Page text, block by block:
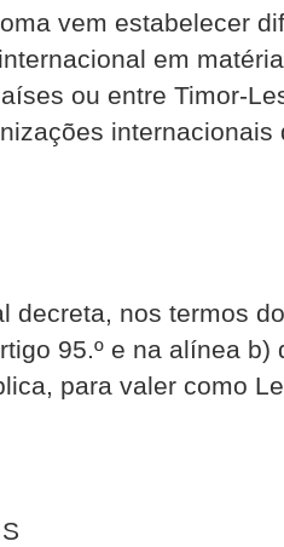
vem estabelecer
em
ou entre Timor-
internacionais
decreta, nos termos
95.º e na alínea b)
para valer como